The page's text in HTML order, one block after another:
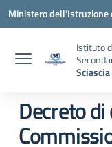
Vai ai contenuti
Vai al menu di navigazione
Vai al footer
Ministero dell'Istruzione
Istituto
Decreto